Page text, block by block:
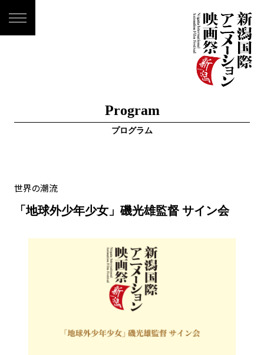
Program
プログラム
世界の潮流
「地球外少年少女」磯光雄監督 サイン会